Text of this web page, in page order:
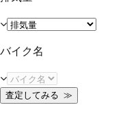
バイク名
査定してみる ≫